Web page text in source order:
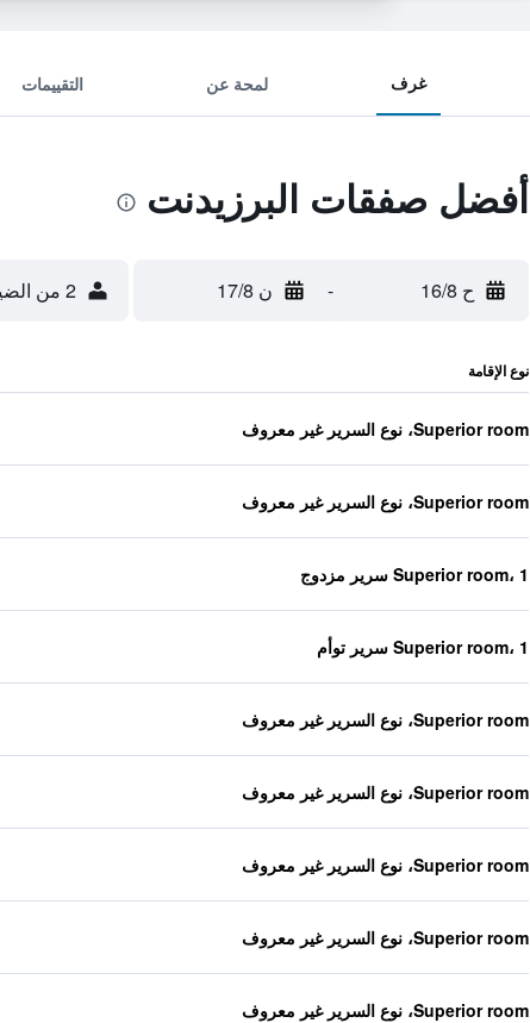
غرف لمحة عن التقييمات
أفضل صفقات البرزيدنت
ح 16/8 - ن 17/8 2 من الضيوف، غرفة واحدة
نوع الإقامة
Superior room، نوع السرير غير معروف
Superior room، نوع السرير غير معروف
Superior room، 1 سرير مزدوج
Superior room، 1 سرير توأم
Superior room، نوع السرير غير معروف
Superior room، نوع السرير غير معروف
Superior room، نوع السرير غير معروف
Superior room، نوع السرير غير معروف
Superior room، نوع السرير غير معروف